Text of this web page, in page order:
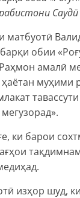
матбуотӣ
обии
амалӣ
муҳими
ки барои
изҳор шуд,